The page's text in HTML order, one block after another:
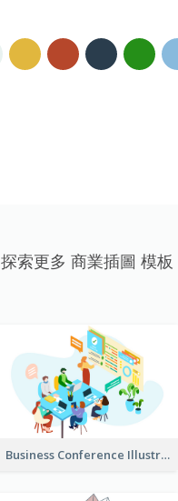
探索更多 商業插圖 模板
Business Conference Illustration